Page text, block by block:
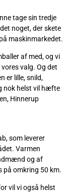
tage sin tredje
noget, der skete
maskinmarkedet.
af med, og vi
valg. Og det
er lille, snild,
nok helst vil hæfte
Hinnerup
som leverer
Varmen
og af
på omkring 50 km.
vil vi også helst